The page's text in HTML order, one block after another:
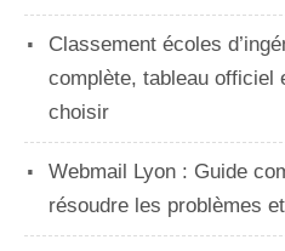
Classement écoles
complète, tableau officiel
choisir
Webmail Lyon : Guide
résoudre les problèmes